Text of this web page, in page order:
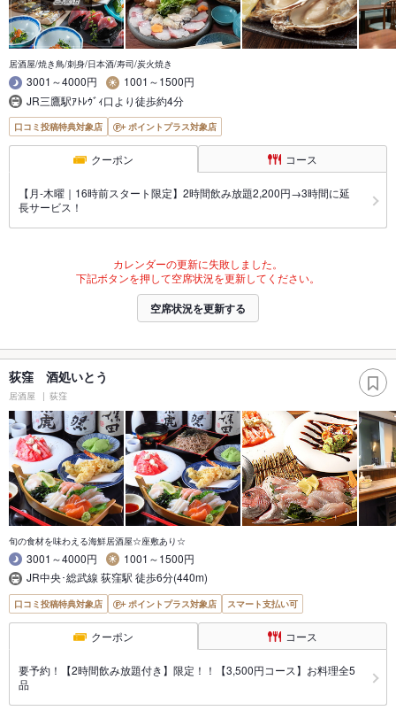
居酒屋/焼き鳥/刺身/日本酒/寿司/炭火焼き
3001～4000円
1001～1500円
JR三鷹駅ｱﾄﾚｳﾞｨ口より徒歩約4分
口コミ投稿特典対象店 ポイントプラス対象店
クーポン コース
【月-木曜｜16時前スタート限定】2時間飲み放題2,200円→3時間に延
長サービス！
カレンダーの更新に失敗しました。
下記ボタンを押して空席状況を更新してください。
空席状況を更新する
荻窪 酒処いとう
居酒屋 荻窪
旬の食材を味わえる海鮮居酒屋☆座敷あり☆
3001～4000円
1001～1500円
JR中央･総武線 荻窪駅 徒歩6分(440m)
口コミ投稿特典対象店 ポイントプラス対象店 スマート支払い可
クーポン コース
要予約！【2時間飲み放題付き】限定！！【3,500円コース】お料理全5
品